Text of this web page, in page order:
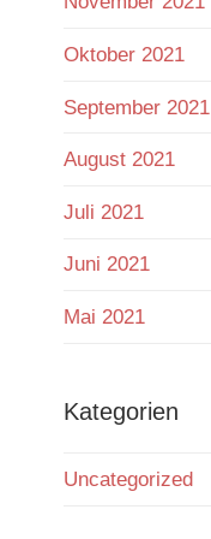
Oktober 2021
September 2021
August 2021
Juli 2021
Juni 2021
Mai 2021
Kategorien
Uncategorized